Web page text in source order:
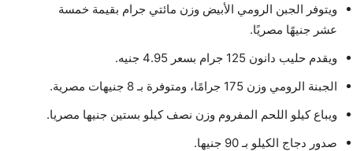
ويتوفر الجبن الرومي الأبيض وزن مائتي جرام بقيمة خمسة
عشر جنيهًا مصريًا.
ويقدم حليب دانون 125 جرام بسعر 4.95 جنيه.
الجبنة الرومي وزن 175 جرامًا، ومتوفرة بـ 8 جنيهات مصرية.
ويباع كيلو اللحم المفروم وزن نصف كيلو بستين جنيها مصريا.
صدور دجاج الكيلو بـ 90 جنيها.